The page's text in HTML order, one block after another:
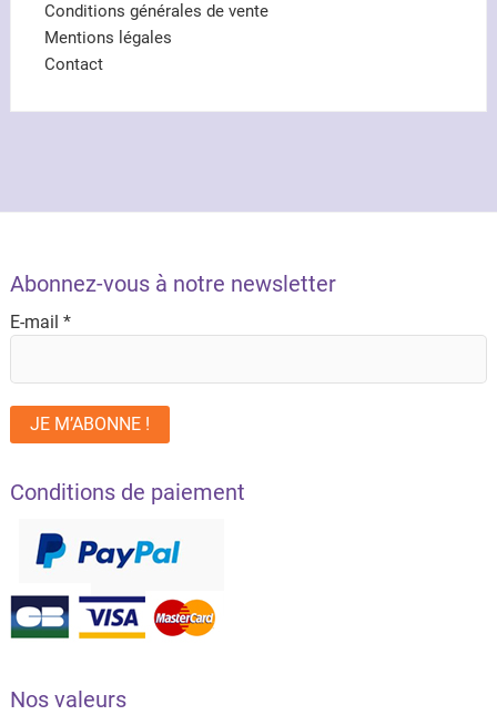
Conditions générales de vente
Mentions légales
Contact
Abonnez-vous à notre newsletter
E-mail *
Conditions de paiement
Nos valeurs